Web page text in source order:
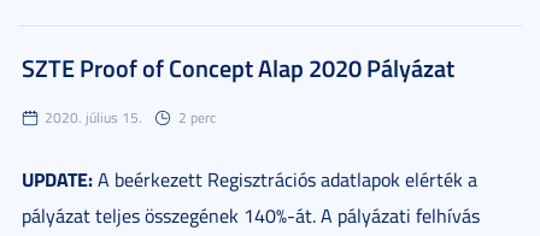
SZTE Proof of Concept Alap 2020 Pályázat
2020. július 15. 2 perc
UPDATE:A beérkezett Regisztrációs adatlapok elérték a
pályázat teljes összegének 140%-át. A pályázati felhívás